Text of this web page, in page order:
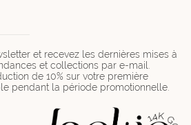
et recevez les dernières mises à
et collections par e-mail.
de 10% sur votre première
pendant la période promotionnelle.